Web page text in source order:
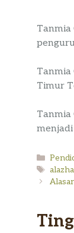
Tanmia
Timur
Tanmia
Tag